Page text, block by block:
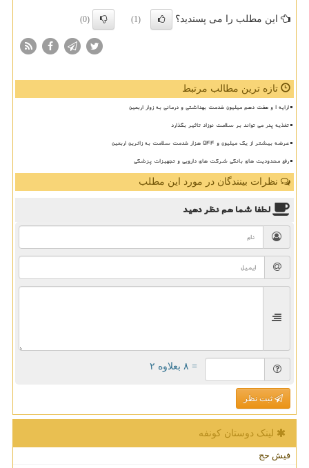
این مطلب را می پسندید؟ (1)
(0)
تازه ترین مطالب مرتبط
ارایه ۱ و هفت دهم میلیون خدمت بهداشتی و درمانی به زوار اربعین
تغذیه پدر می تواند بر سلامت نوزاد تاثیر بگذارد
عرضه بیشتر از یک میلیون و ۵۴۴ هزار خدمت سلامت به زائرین اربعین
رفع محدودیت های بانکی شرکت های دارویی و تجهیزات پزشکی
نظرات بینندگان در مورد این مطلب
لطفا شما همنظر دهید
= ۸ بعلاوه ۲
ثبت نظر
لینک دوستان كونفه
فیش حج